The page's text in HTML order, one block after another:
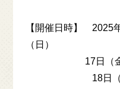
【開催日時】 2025
（日）
17日（金）：
18日（土）・